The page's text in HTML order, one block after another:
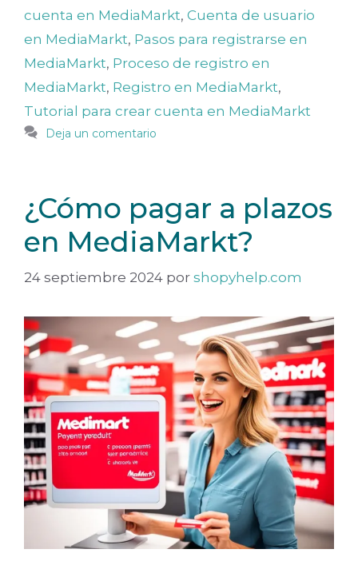
cuenta en MediaMarkt, Cuenta de usuario
en MediaMarkt, Pasos para registrarse en
MediaMarkt, Proceso de registro en
MediaMarkt, Registro en MediaMarkt,
Tutorial para crear cuenta en MediaMarkt
Deja un comentario
¿Cómo pagar a plazos
en MediaMarkt?
24 septiembre 2024 por shopyhelp.com